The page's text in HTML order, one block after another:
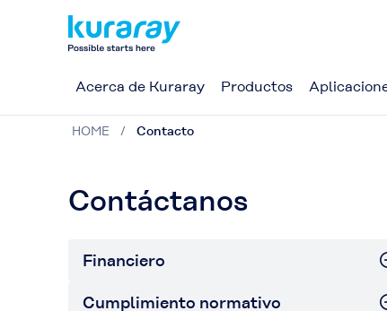
Acerca de Kuraray Productos
HOME Contacto
Contáctanos
Financiero
Cumplimiento normativo